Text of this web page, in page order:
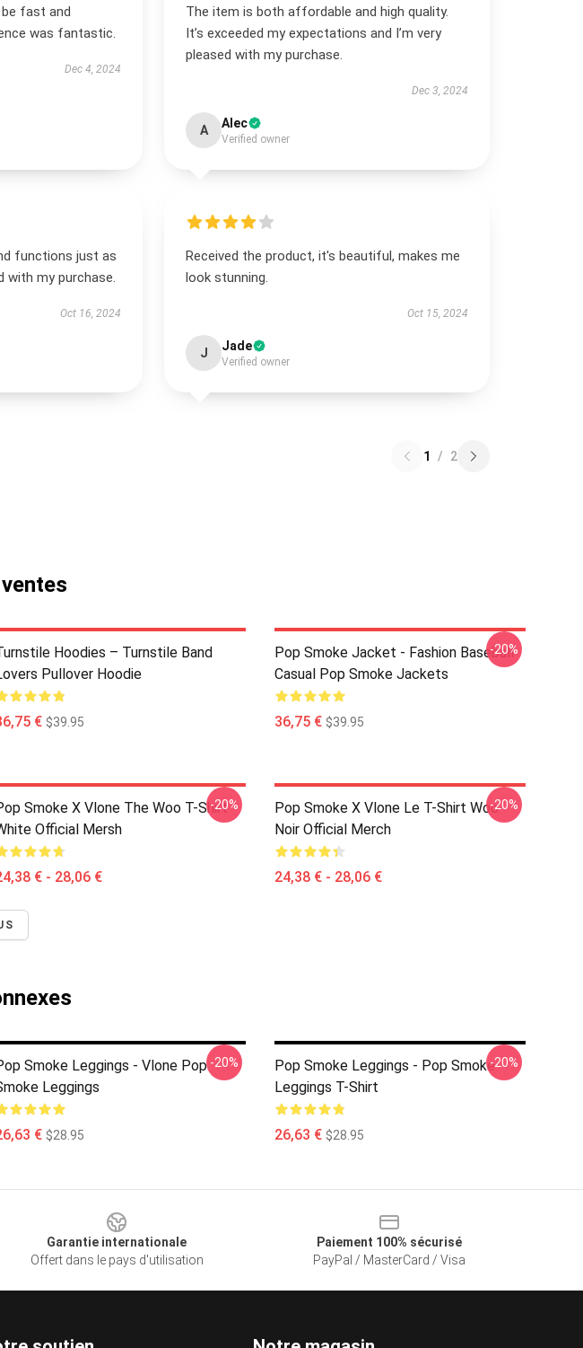
fast and
was fantastic.
Dec 4, 2024
The item is both affordable and high quality.
It’s exceeded my expectations and I’m very
pleased with my purchase.
Dec 3, 2024
A Alec
Verified owner
functions just as
with my purchase.
Oct 16, 2024
Received the product, it's beautiful, makes me
look stunning.
Oct 15, 2024
J Jade
Verified owner
1 / 2
Hoodies – Turnstile Band
Pullover Hoodie
€ $39.95
Pop Smoke Jacket - Fashion Baseball
Casual Pop Smoke Jackets
36,75 € $39.95
-20%
Smoke X Vlone The Woo T-Shirt
Official Mersh
€ - 28,06 €
-20%
Pop Smoke X Vlone Le T-Shirt Woo
Noir Official Merch
24,38 € - 28,06 €
-20%
Smoke Leggings - Vlone Pop
Leggings
€ $28.95
-20%
Pop Smoke Leggings - Pop Smoke
Leggings T-Shirt
26,63 € $28.95
-20%
Garantie internationale
Offert dans le pays d'utilisation
Paiement 100% sécurisé
PayPal / MasterCard / Visa